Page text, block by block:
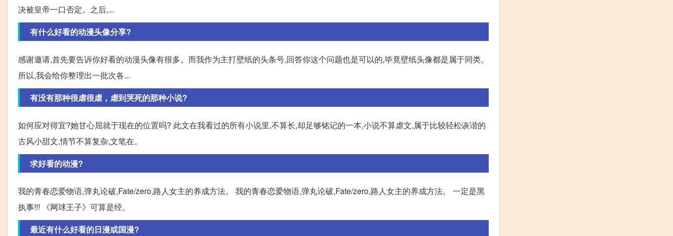
决被皇帝一口否定。之后,...
有什么好看的动漫头像分享?
感谢邀请,首先要告诉你好看的动漫头像有很多。而我作为主打壁纸的头条号,回答你这个问题也是可以的,毕竟壁纸头像都是属于同类。
所以,我会给你整理出一批次各...
有没有那种很虐很虐，虐到哭死的那种小说?
如何应对得宜?她甘心屈就于现在的位置吗? 此文在我看过的所有小说里,不算长,却足够铭记的一本,小说不算虐文,属于比较轻松诙谐的
古风小甜文,情节不算复杂,文笔在。
求好看的动漫?
我的青春恋爱物语,弹丸论破,Fate/zero,路人女主的养成方法。 我的青春恋爱物语,弹丸论破,Fate/zero,路人女主的养成方法。 一定是黑
执事!!! 《网球王子》可算是经。
最近有什么好看的日漫或国漫?